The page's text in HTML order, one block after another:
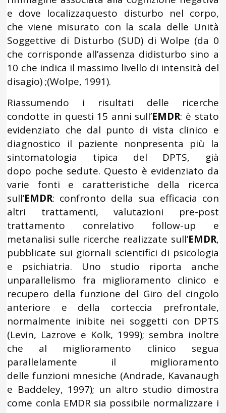
e dove localizzaquesto disturbo nel corpo,
che viene misurato con la scala delle Unità
Soggettive di Disturbo (SUD) di Wolpe (da 0
che corrisponde all’assenza didisturbo sino a
10 che indica il massimo livello di intensità del
disagio) ;(Wolpe, 1991).
Riassumendo i risultati delle ricerche
condotte in questi 15 anni sull’EMDR: è stato
evidenziato che dal punto di vista clinico e
diagnostico il paziente nonpresenta più la
sintomatologia tipica del DPTS, già
dopo poche sedute. Questo è evidenziato da
varie fonti e caratteristiche della ricerca
sull’EMDR: confronto della sua efficacia con
altri trattamenti, valutazioni pre-post
trattamento conrelativo follow-up e
metanalisi sulle ricerche realizzate sull’EMDR,
pubblicate sui giornali scientifici di psicologia
e psichiatria. Uno studio riporta anche
unparallelismo fra miglioramento clinico e
recupero della funzione del Giro del cingolo
anteriore e della corteccia prefrontale,
normalmente inibite nei soggetti con DPTS
(Levin, Lazrove e Kolk, 1999); sembra inoltre
che al miglioramento clinico segua
parallelamente il miglioramento
delle funzioni mnesiche (Andrade, Kavanaugh
e Baddeley, 1997); un altro studio dimostra
come conla EMDR sia possibile normalizzare i